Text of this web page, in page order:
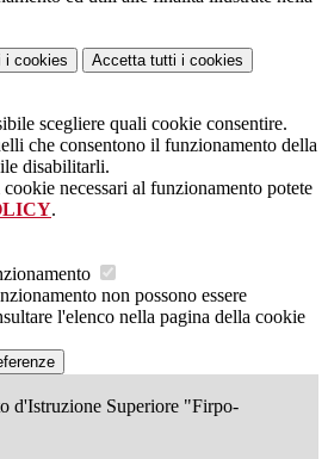
i cookies Accetta tutti i cookies
scegliere quali cookie consentire.
che consentono il funzionamento della
disabilitarli.
necessari al funzionamento potete
.
non possono essere
l'elenco nella pagina della cookie
d'Istruzione Superiore "Firpo-